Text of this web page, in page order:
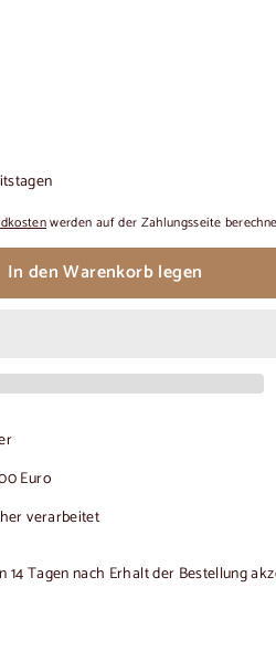
werden auf der Zahlungsseite
In den Warenkorb legen
Euro
verarbeitet
14 Tagen nach Erhalt der Bestellung